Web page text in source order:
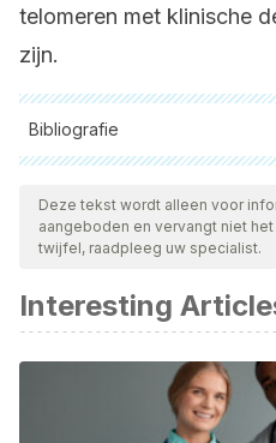
telomeren met klinische
zijn.
Bibliografie
Alle aangehaalde bronnen zijn
ons team om hun kwaliteit,
geldigheid te waarborgen. De
Hernández Fernández, R. A.
Revista Cubana de
Deze tekst wordt alleen voor
aangeboden en vervangt niet
twijfel, raadpleeg uw specialist.
Interesting